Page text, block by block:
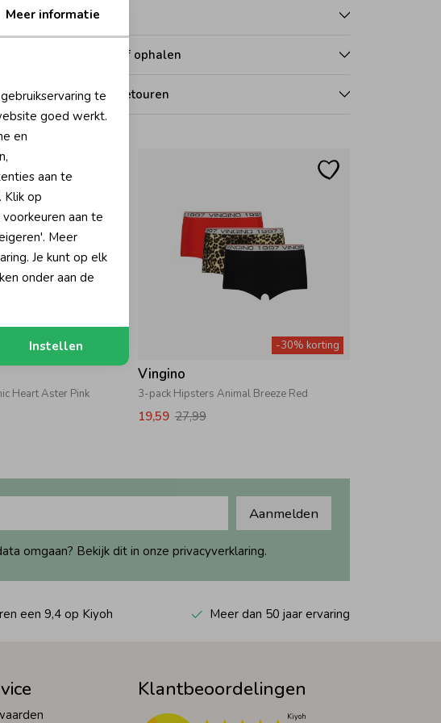
Betalen
Bezorgen of ophalen
Ruilen en retouren
-30% korting
Heart Aster Pink
-30% korting
Vingino
3-pack Hipsters Animal Breeze Red
19,59 27,99
Aanmelden
omgaan? Bekijk dit in onze privacyverklaring.
een 9,4 op Kiyoh Meer dan 50 jaar ervaring
Klantbeoordelingen
Meer informatie
te
goed werkt.
en
aan te
Klik op
aan te
Meer
Je kunt op elk
onder aan de
Instellen